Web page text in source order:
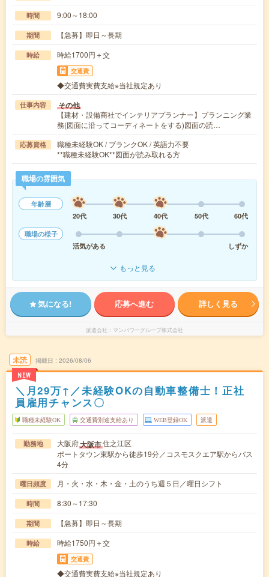
時間 9:00～18:00
期間 【急募】即日～長期
時給 時給1700円＋交
交通費
◆交通費実費支給※当社規定あり
仕事内容 その他
【建材・設備商社でインテリアプランナー】プランニング業
務(図面に沿ってコーディネートをする)図面の読…
応募資格
職種未経験OK / ブランクOK / 英語力不要
**職種未経験OK**図面が読み取れる方
職場の雰囲気
年齢層
20代
30代 40代 50代
60代
職場の様子
活気がある
しずか
もっと見る
気になる! 応募へ進む 詳しく見る
派遣会社 マンパワーグループ株式会社
未読
NEW
掲載日 2026/08/06
＼月29万↑／未経験OKの自動車整備士！正社
員雇用チャンス〇
職種未経験OK 交通費別途支給あり WEB登録OK 派遣
勤務地 大阪府大阪市住之江区
ポートタウン東駅から徒歩19分／コスモスクエア駅からバス
4分
曜日頻度 月・火・水・木・金・土のうち週５日／曜日シフト
時間 8:30～17:30
期間 【急募】即日～長期
時給 時給1750円＋交
交通費
◆交通費実費支給※当社規定あり